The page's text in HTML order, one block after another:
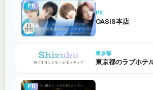
PR
PR
OASIS本店
東京都
東京都のラブホテ
PR